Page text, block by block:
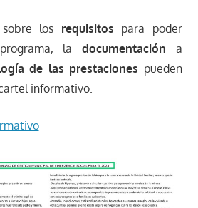
los requisitos para poder
la documentación a
de las prestaciones pueden
informativo.